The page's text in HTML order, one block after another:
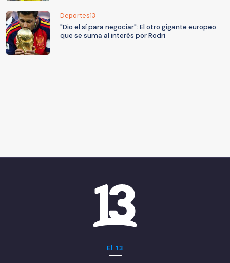
Deportes13
"Dio el sí para negociar": El otro gigante europeo
que se suma al interés por Rodri
El 13